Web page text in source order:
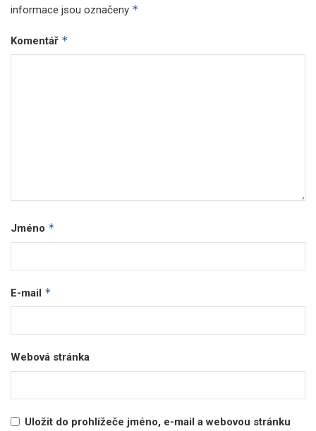
informace jsou označeny *
Komentář *
Jméno *
E-mail *
Webová stránka
Uložit do prohlížeče jméno, e-mail a webovou stránku